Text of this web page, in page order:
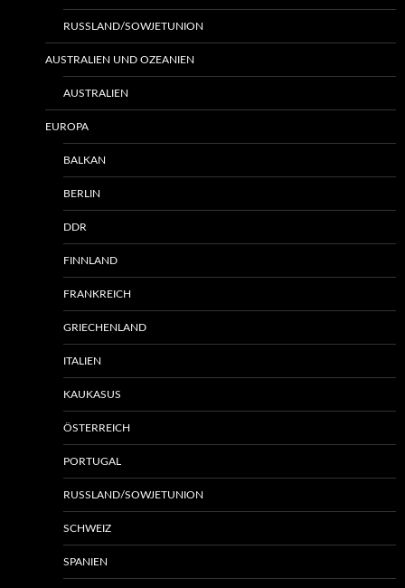
RUSSLAND/SOWJETUNION
AUSTRALIEN UND OZEANIEN
AUSTRALIEN
EUROPA
BALKAN
BERLIN
DDR
FINNLAND
FRANKREICH
GRIECHENLAND
ITALIEN
KAUKASUS
ÖSTERREICH
PORTUGAL
RUSSLAND/SOWJETUNION
SCHWEIZ
SPANIEN